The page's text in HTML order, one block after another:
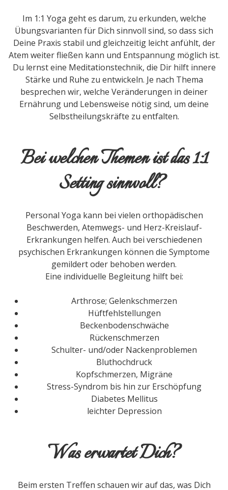
Im 1:1 Yoga geht es darum, zu erkunden, welche
Übungsvarianten für Dich sinnvoll sind, so dass sich
Deine Praxis stabil und gleichzeitig leicht anfühlt, der
Atem weiter fließen kann und Entspannung möglich ist.
Du lernst eine Meditationstechnik, die Dir hilft innere
Stärke und Ruhe zu entwickeln. Je nach Thema
besprechen wir, welche Veränderungen in deiner
Ernährung und Lebensweise nötig sind, um deine
Selbstheilungskräfte zu entfalten.
Bei welchen Themen ist das 1:1
Setting sinnvoll?
Personal Yoga kann bei vielen orthopädischen
Beschwerden, Atemwegs- und Herz-Kreislauf-
Erkrankungen helfen. Auch bei verschiedenen
psychischen Erkrankungen können die Symptome
gemildert oder behoben werden.
Eine individuelle Begleitung hilft bei:
Arthrose; Gelenkschmerzen
Hüftfehlstellungen
Beckenbodenschwäche
Rückenschmerzen
Schulter- und/oder Nackenproblemen
Bluthochdruck
Kopfschmerzen, Migräne
Stress-Syndrom bis hin zur Erschöpfung
Diabetes Mellitus
leichter Depression
Was erwartet Dich?
Beim ersten Treffen schauen wir auf das, was Dich